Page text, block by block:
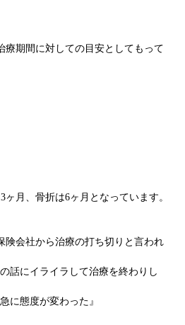
療期間に対しての目安としてもって
月、骨折は6ヶ月となっています。
険会社から治療の打ち切りと言われ
話にイライラして治療を終わりし
に態度が変わった』